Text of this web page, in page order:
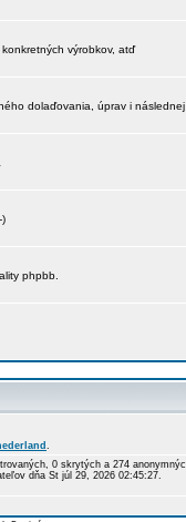
výrobkov, atď
dolaďovania, úprav i
)
phpbb.
.
0 skrytých a 274
dňa St júl 29, 2026 02:45:27.